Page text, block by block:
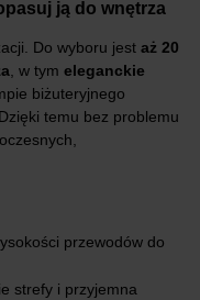
ją do wnętrza
Do wyboru jest aż 20
, w tym eleganckie
biżuteryjnego
temu bez problemu
przewodów do
strefy i przyjemna